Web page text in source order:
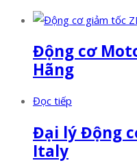
Động cơ
Hãng
Đọc tiếp
Đại lý Động
Italy